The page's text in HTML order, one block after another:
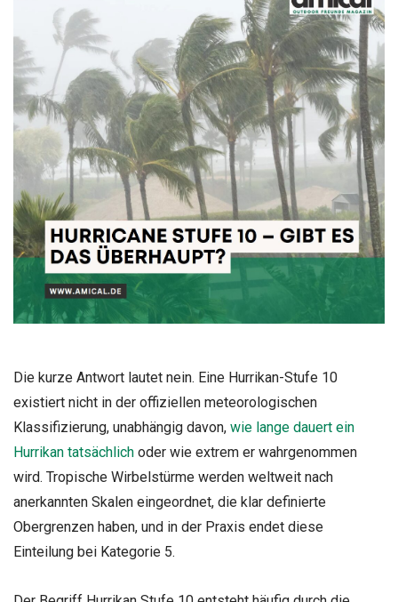
Die kurze Antwort lautet nein. Eine Hurrikan-Stufe 10
existiert nicht in der offiziellen meteorologischen
Klassifizierung, unabhängig davon, wie lange dauert ein
Hurrikan tatsächlich oder wie extrem er wahrgenommen
wird. Tropische Wirbelstürme werden weltweit nach
anerkannten Skalen eingeordnet, die klar definierte
Obergrenzen haben, und in der Praxis endet diese
Einteilung bei Kategorie 5.